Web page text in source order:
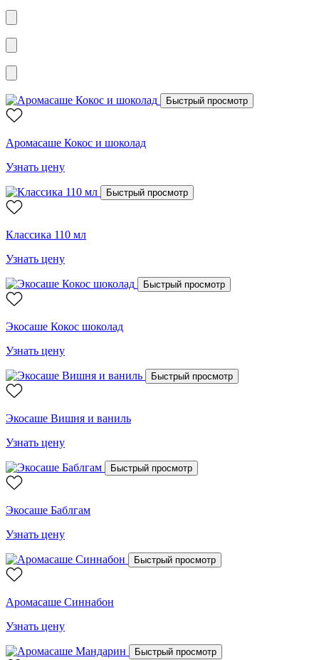
Быстрый просмотр
Аромасаше Кокос и шоколад
Узнать цену
Быстрый просмотр
Классика 110 мл
Узнать цену
Быстрый просмотр
Экосаше Кокос шоколад
Узнать цену
Быстрый просмотр
Экосаше Вишня и ваниль
Узнать цену
Быстрый просмотр
Экосаше Баблгам
Узнать цену
Быстрый просмотр
Аромасаше Синнабон
Узнать цену
Быстрый просмотр